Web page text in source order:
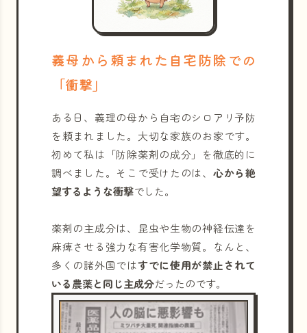
義母から頼まれた自宅防除での
「衝撃」
ある日、義理の母から自宅のシロアリ予防
を頼まれました。大切な家族のお家です。
初めて私は「防除薬剤の成分」を徹底的に
調べました。そこで受けたのは、 心から絶
望するような衝撃でした。
薬剤の主成分は、昆虫や生物の神経伝達を
麻痺させる強力な有害化学物質。なんと、
多くの諸外国ではすでに使用が禁止されて
いる農薬と同じ主成分だったのです。